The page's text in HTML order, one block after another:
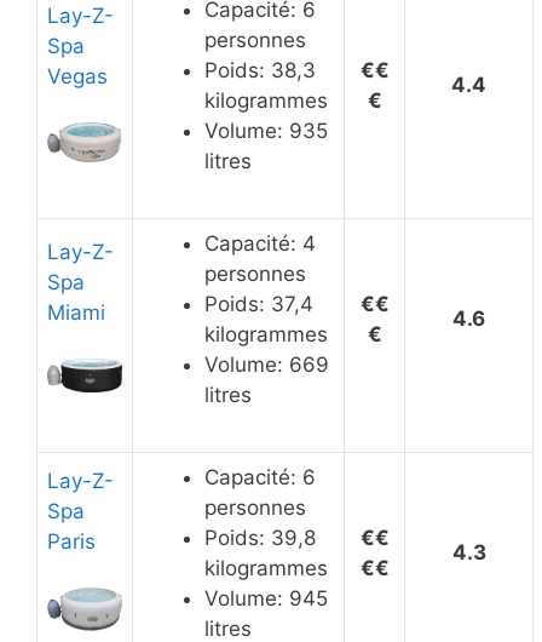
Lay-Z-
Spa
Vegas
Capacité: 6
personnes
Poids: 38,3
kilogrammes
Volume: 935
litres
€€
€
4.4
Lay-Z-
Spa
Miami
Capacité: 4
personnes
Poids: 37,4
kilogrammes
Volume: 669
litres
€€
€
4.6
Lay-Z-
Spa
Paris
Capacité: 6
personnes
Poids: 39,8
kilogrammes
Volume: 945
litres
€€
€€
4.3